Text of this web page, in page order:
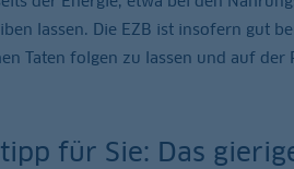
lassen. Die EZB ist insofern gut
Taten folgen zu lassen und auf
für Sie: Das